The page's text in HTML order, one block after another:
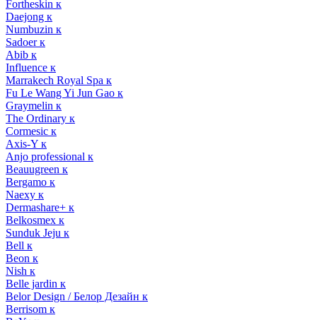
Fortheskin к
Daejong к
Numbuzin к
Sadoer к
Abib к
Influence к
Marrakech Royal Spa к
Fu Le Wang Yi Jun Gao к
Graymelin к
The Ordinary к
Cormesic к
Axis-Y к
Anjo professional к
Beauugreen к
Bergamo к
Naexy к
Dermashare+ к
Belkosmex к
Sunduk Jeju к
Bell к
Beon к
Nish к
Belle jardin к
Belor Design / Белор Дезайн к
Berrisom к